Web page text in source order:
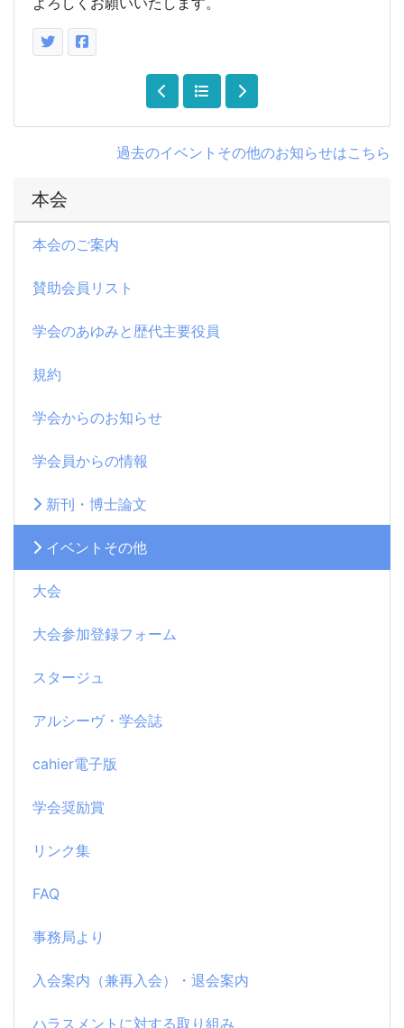
本会
本会のご案内
賛助会員リスト
学会のあゆみと歴代主要役員
規約
学会からのお知らせ
学会員からの情報
新刊・博士論文
イベントその他
大会
大会参加登録フォーム
スタージュ
アルシーヴ・学会誌
cahier電子版
学会奨励賞
リンク集
FAQ
事務局より
入会案内（兼再入会）・退会案内
ハラスメントに対する取り組み
過去のイベントその他のお知らせはこちら